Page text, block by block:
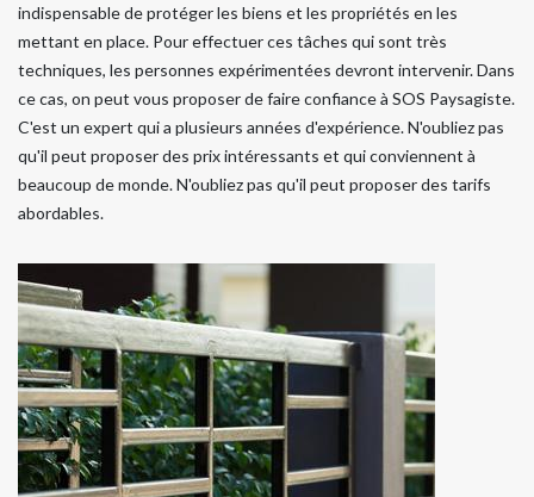
indispensable de protéger les biens et les propriétés en les
mettant en place. Pour effectuer ces tâches qui sont très
techniques, les personnes expérimentées devront intervenir. Dans
ce cas, on peut vous proposer de faire confiance à SOS Paysagiste.
C'est un expert qui a plusieurs années d'expérience. N'oubliez pas
qu'il peut proposer des prix intéressants et qui conviennent à
beaucoup de monde. N'oubliez pas qu'il peut proposer des tarifs
abordables.